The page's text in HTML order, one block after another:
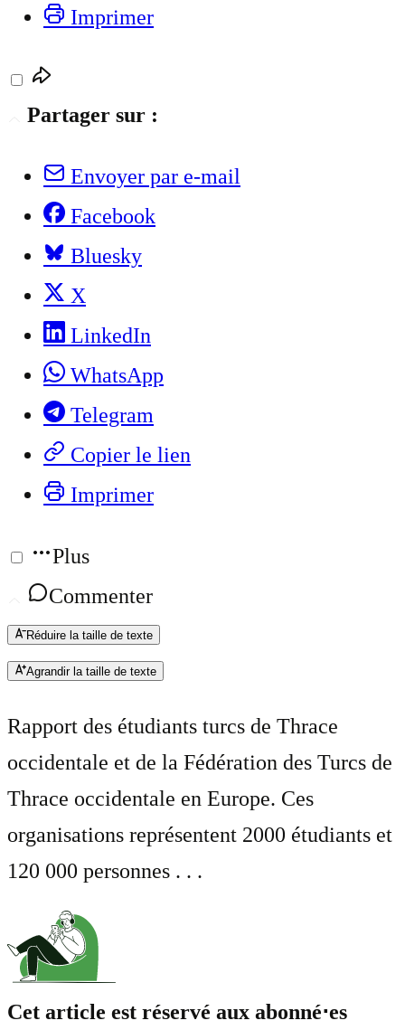
Imprimer
Partager sur :
Envoyer par e-mail
Facebook
Bluesky
X
LinkedIn
WhatsApp
Telegram
Copier le lien
Imprimer
Plus
Commenter
Réduire la taille de texte
Agrandir la taille de texte
Rapport des étudiants turcs de Thrace
occidentale et de la Fédération des Turcs de
Thrace occidentale en Europe. Ces
organisations représentent 2000 étudiants et
120 000 personnes . . .
Cet article est réservé aux abonné⋅es